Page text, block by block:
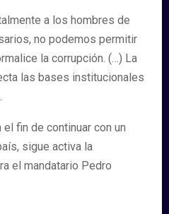
a los hombres de
no podemos permitir
la corrupción. (…) La
las bases institucionales
fin de continuar con un
sigue activa la
el mandatario Pedro